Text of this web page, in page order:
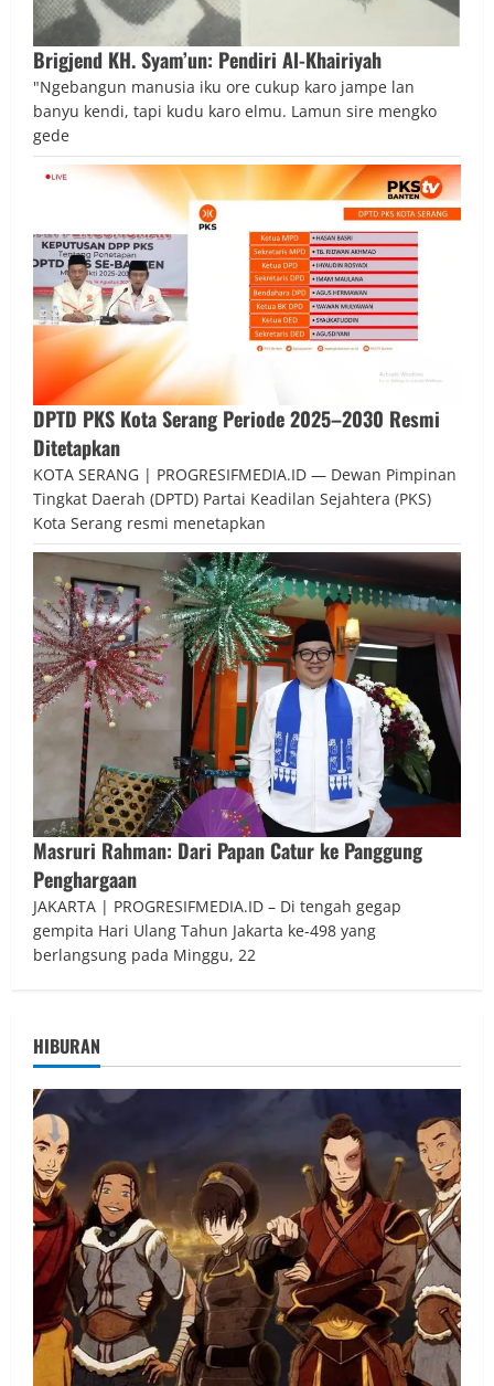
Brigjend KH. Syam’un: Pendiri Al-Khairiyah
"Ngebangun manusia iku ore cukup karo jampe lan
banyu kendi, tapi kudu karo elmu. Lamun sire mengko
gede
DPTD PKS Kota Serang Periode 2025–2030 Resmi
Ditetapkan
KOTA SERANG | PROGRESIFMEDIA.ID — Dewan Pimpinan
Tingkat Daerah (DPTD) Partai Keadilan Sejahtera (PKS)
Kota Serang resmi menetapkan
Masruri Rahman: Dari Papan Catur ke Panggung
Penghargaan
JAKARTA | PROGRESIFMEDIA.ID – Di tengah gegap
gempita Hari Ulang Tahun Jakarta ke-498 yang
berlangsung pada Minggu, 22
HIBURAN